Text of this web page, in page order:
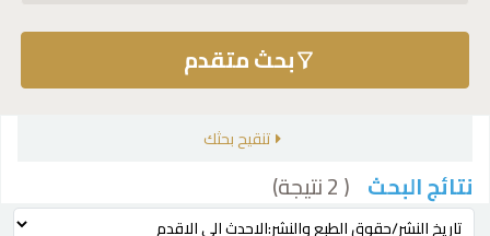
بحث متقدم
تنقيح بحثك
نتائج البحث ( 2 نتيجة)
ترتيب بواسطة: